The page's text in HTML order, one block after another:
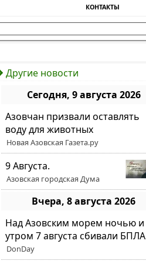
КОНТАКТЫ
Другие новости
Сегодня, 9 августа 2026
Азовчан призвали оставлять
воду для животных
Новая Азовская Газета.ру
9 Августа.
Азовская городская Дума
Вчера, 8 августа 2026
Над Азовским морем ночью и
утром 7 августа сбивали БПЛА
DonDay